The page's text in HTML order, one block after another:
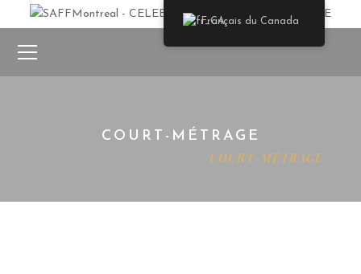
COURT-MÉTRAGE
COURT-MÉTRAGE
Français du Canada